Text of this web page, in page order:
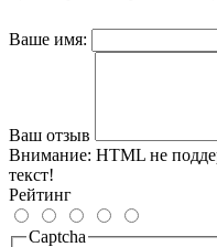
Ваше имя:
Ваш отзыв
Внимание: HTML не
текст!
Рейтинг
Captcha